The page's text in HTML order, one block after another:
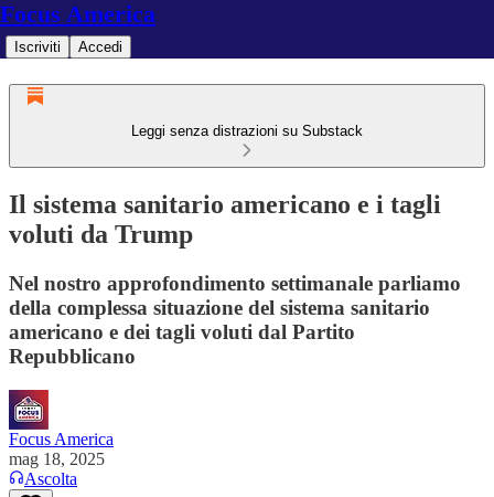
Focus America
Iscriviti Accedi
Leggi senza distrazioni su Substack
Il sistema sanitario americano e i tagli
voluti da Trump
Nel nostro approfondimento settimanale parliamo
della complessa situazione del sistema sanitario
americano e dei tagli voluti dal Partito
Repubblicano
Focus America
mag 18, 2025
Ascolta